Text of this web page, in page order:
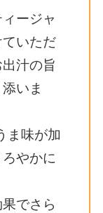
ージャ
いただ
汁の旨
いま
ま味が加
やかに
でさら